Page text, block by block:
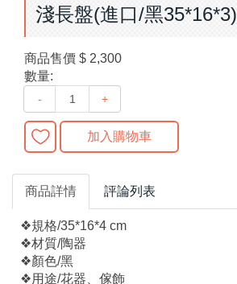
淺長盤(進口/黑35*16*3)
商品售價 $ 2,300
數量:
- +
加入購物車
商品詳情 評論列表
❖規格/35*16*4 cm
❖材質/陶器
❖顏色/黑
❖用途/花器、傢飾